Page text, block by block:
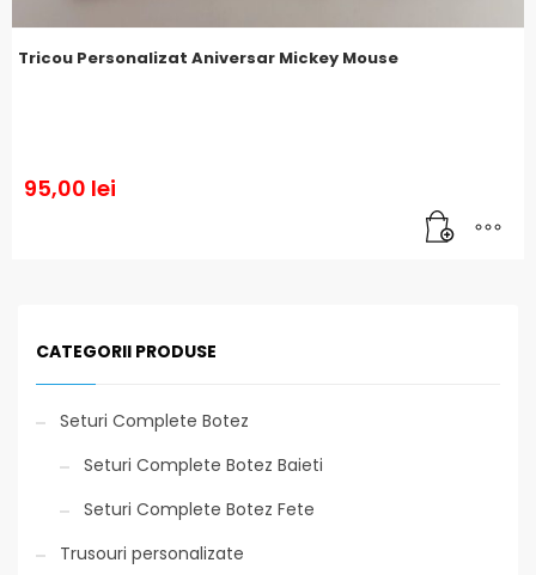
Tricou Personalizat Aniversar Mickey Mouse
95,00 lei
CATEGORII PRODUSE
Seturi Complete Botez
Seturi Complete Botez Baieti
Seturi Complete Botez Fete
Trusouri personalizate